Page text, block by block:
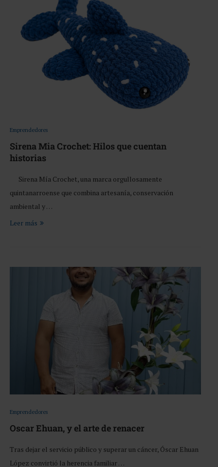
Emprendedores
Sirena Mia Crochet: Hilos que cuentan
historias
Sirena Mía Crochet, una marca orgullosamente
quintanarroense que combina artesanía, conservación
ambiental y …
Leer más
Emprendedores
Oscar Ehuan, y el arte de renacer
Tras dejar el servicio público y superar un cáncer, Óscar Ehuan
López convirtió la herencia familiar …